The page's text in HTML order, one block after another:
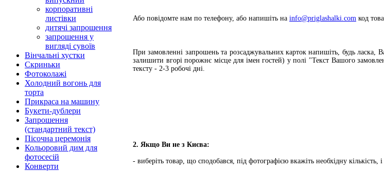
корпоративні
листівки
дитячі запрошення
запрошення у
вигляді сувоїв
Вінчальні хустки
Скриньки
Фотоколажі
Холодний вогонь для
торта
Прикраса на машину
Букети-дублери
Запрошення
(стандартний текст)
Пісочна церемонія
Кольоровий дим для
фотосесій
Конверти
Або повідомте нам по телефону, або напишіть на info@priglashalki.com код
При замовленні запрошень та розсаджувальних карток напишіть, будь ласка,
залишити вгорі порожнє місце для імен гостей) у полі "Текст Вашого
тексту - 2-3 робочі дні.
2. Якщо Ви не з Києва:
- виберіть товар, що сподобався, під фотографією вкажіть необхідну кількість,